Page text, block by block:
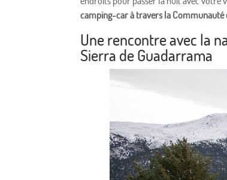
camping-car à travers la Communauté
Une rencontre avec la
Sierra de Guadarrama